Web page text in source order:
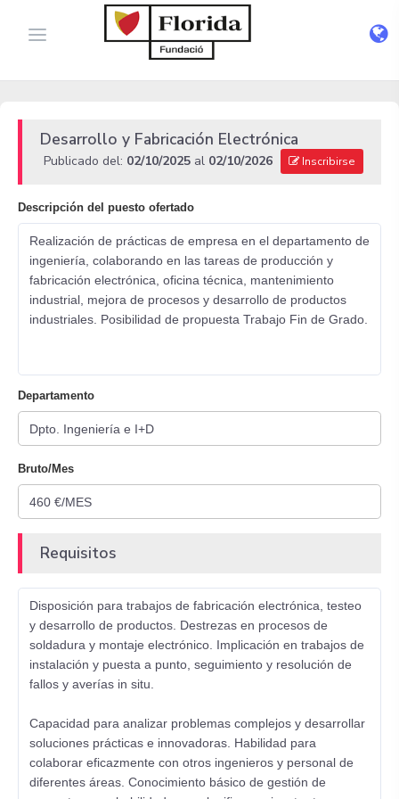
Desarrollo y Fabricación Electrónica
Publicado del: 02/10/2025 al 02/10/2026 Inscribirse
Descripción del puesto ofertado
Realización de prácticas de empresa en el departamento de
ingeniería, colaborando en las tareas de producción y
fabricación electrónica, oficina técnica, mantenimiento
industrial, mejora de procesos y desarrollo de productos
industriales. Posibilidad de propuesta Trabajo Fin de Grado.
Departamento
Bruto/Mes
Requisitos
Disposición para trabajos de fabricación electrónica, testeo
y desarrollo de productos. Destrezas en procesos de
soldadura y montaje electrónico. Implicación en trabajos de
instalación y puesta a punto, seguimiento y resolución de
fallos y averías in situ.
Capacidad para analizar problemas complejos y desarrollar
soluciones prácticas e innovadoras. Habilidad para
colaborar eficazmente con otros ingenieros y personal de
diferentes áreas. Conocimiento básico de gestión de